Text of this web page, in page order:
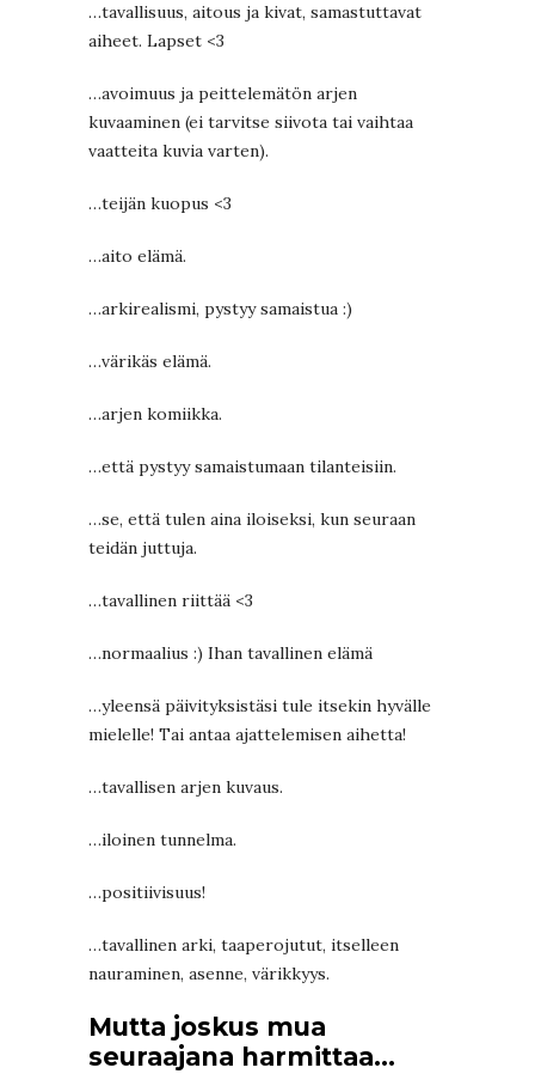
…tavallisuus, aitous ja kivat, samastuttavat
aiheet. Lapset <3
…avoimuus ja peittelemätön arjen
kuvaaminen (ei tarvitse siivota tai vaihtaa
vaatteita kuvia varten).
…teijän kuopus <3
…aito elämä.
…arkirealismi, pystyy samaistua :)
…värikäs elämä.
…arjen komiikka.
…että pystyy samaistumaan tilanteisiin.
…se, että tulen aina iloiseksi, kun seuraan
teidän juttuja.
…tavallinen riittää <3
…normaalius :) Ihan tavallinen elämä
…yleensä päivityksistäsi tule itsekin hyvälle
mielelle! Tai antaa ajattelemisen aihetta!
…tavallisen arjen kuvaus.
…iloinen tunnelma.
…positiivisuus!
…tavallinen arki, taaperojutut, itselleen
nauraminen, asenne, värikkyys.
Mutta joskus mua
seuraajana harmittaa…